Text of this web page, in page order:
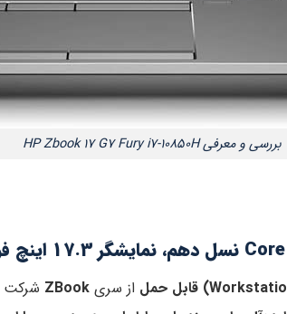
بررسی و معرفی HP Zbook 17 G7 Fury i7-10850H
از سری ZBook شرکت HP است. این مدل با